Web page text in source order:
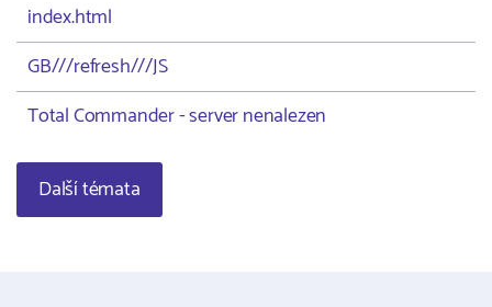
index.html
GB///refresh///JS
Total Commander - server nenalezen
Další témata